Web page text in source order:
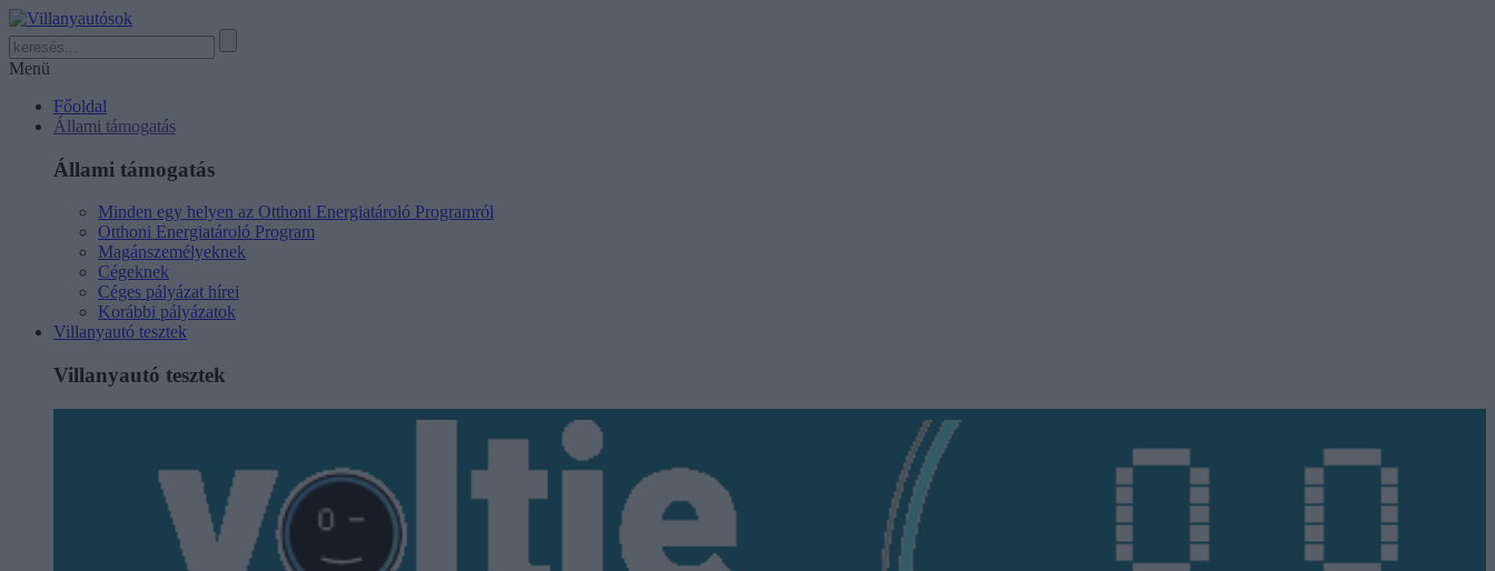
Menü
Főoldal
Állami támogatás
Állami támogatás
Minden egy helyen az Otthoni Energiatároló Programról
Otthoni Energiatároló Program
Magánszemélyeknek
Cégeknek
Céges pályázat hírei
Korábbi pályázatok
Villanyautó tesztek
Villanyautó tesztek